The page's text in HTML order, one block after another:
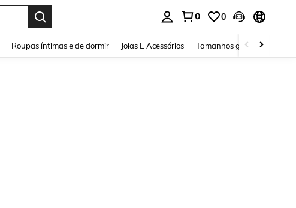
0 0
Roupas íntimas e de dormir Joias E Acessórios Tamanhos grandes